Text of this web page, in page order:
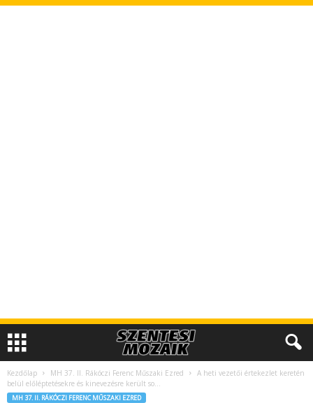
Kezdőlap MH 37. II. Rákóczi Ferenc Műszaki Ezred
A heti vezetői értekezlet keretén
belül előléptetésekre és kinevezésre került so…
MH 37. II. RÁKÓCZI FERENC MŰSZAKI EZRED